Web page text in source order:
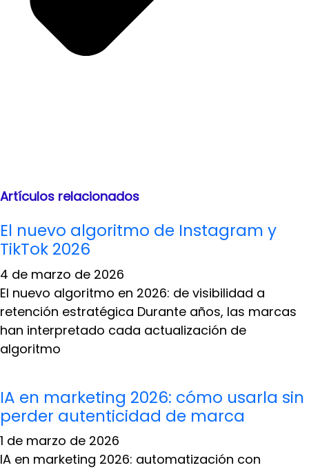
Artículos relacionados
El nuevo algoritmo de Instagram y
TikTok 2026
4 de marzo de 2026
El nuevo algoritmo en 2026: de visibilidad a
retención estratégica Durante años, las marcas
han interpretado cada actualización de
algoritmo
IA en marketing 2026: cómo usarla sin
perder autenticidad de marca
1 de marzo de 2026
IA en marketing 2026: automatización con